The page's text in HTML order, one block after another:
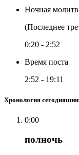
Ночная
(Последнее
0:20 - 2:52
Время поста
2:52 - 19:11
Хронология
0:00
полночь